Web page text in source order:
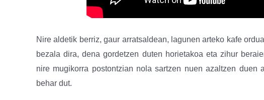
Nire aldetik berriz, gaur arratsaldean, lagunen arteko kafe
bezala dira, dena gordetzen duten horietakoa eta zihur
nire mugikorra postontzian nola sartzen nuen azaltzen duen
behar dut.